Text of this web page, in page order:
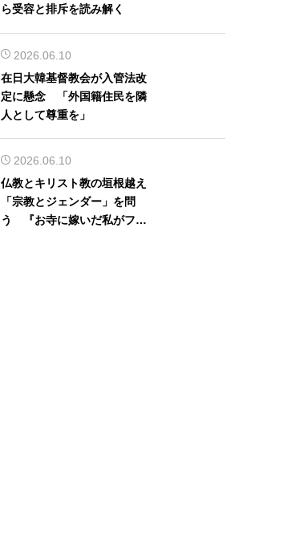
ら受容と排斥を読み解く
2026.06.10
在日大韓基督教会が入管法改
定に懸念 「外国籍住民を隣
人として尊重を」
2026.06.10
仏教とキリスト教の垣根越え
「宗教とジェンダー」を問
う 『お寺に嫁いだ私がフェ